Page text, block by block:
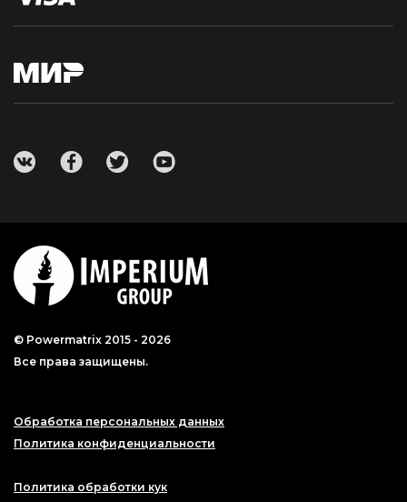
© Powermatrix 2015 - 2026
Все права защищены.
Обработка персональных данных
Политика конфиденциальности
Политика обработки кук